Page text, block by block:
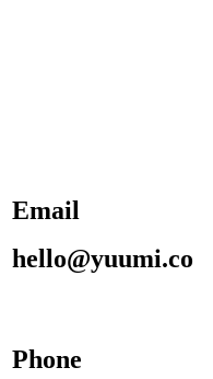
Email
hello@yuumi.co
Phone